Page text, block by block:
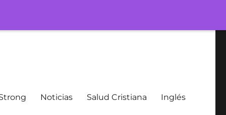
Noticias Salud Cristiana Inglés